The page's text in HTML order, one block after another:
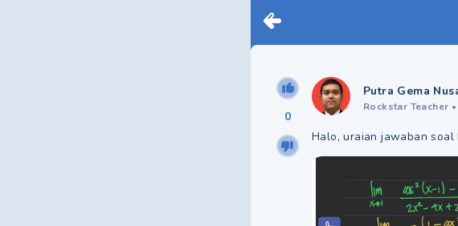
0
Putra Gema
Rockstar Teacher •
Halo, uraian jawaban